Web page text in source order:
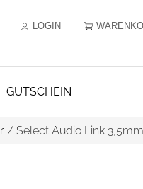
LOGIN
GUTSCHEIN
/ Select Audio Link